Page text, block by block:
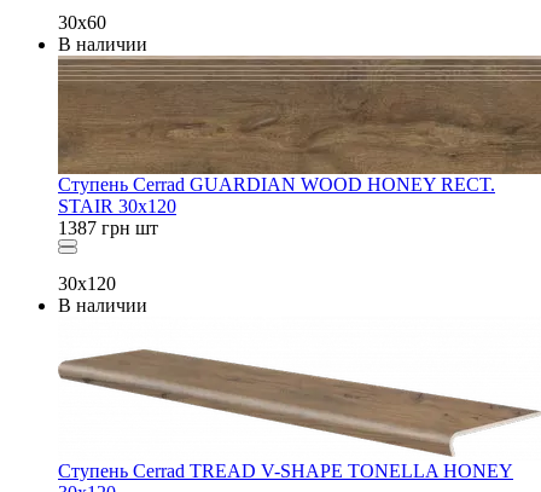
30x60
В наличии
Ступень Cerrad GUARDIAN WOOD HONEY RECT.
STAIR 30x120
1387 грн шт
30x120
В наличии
Ступень Cerrad TREAD V-SHAPE TONELLA HONEY